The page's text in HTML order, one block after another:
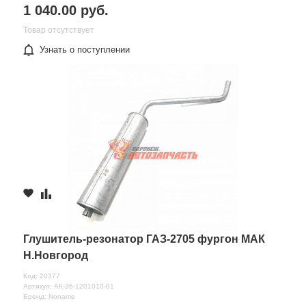
1 040.00 руб.
Товар отсутствует
Узнать о поступлении
Глушитель-резонатор ГАЗ-2705 фургон МАК
Н.Новгород
Код: 20377
Артикул: АК-36-1201010-01
Бренд: Noname